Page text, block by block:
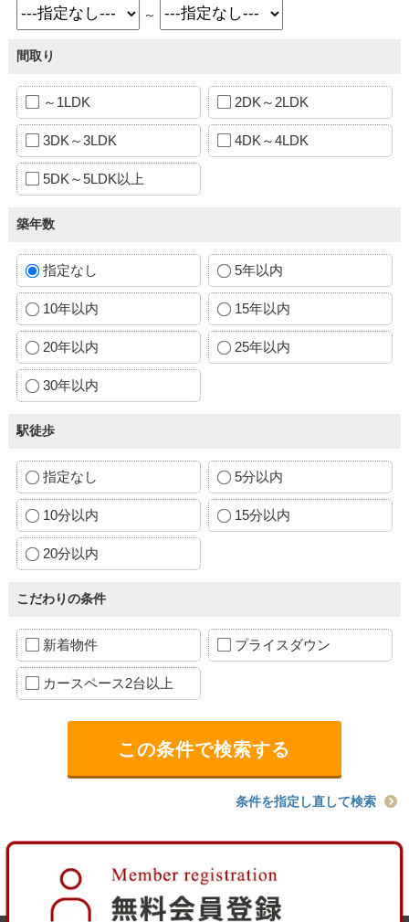
～
間取り
～1LDK 2DK～2LDK
3DK～3LDK 4DK～4LDK
5DK～5LDK以上
築年数
指定なし 5年以内
10年以内 15年以内
20年以内 25年以内
30年以内
駅徒歩
指定なし 5分以内
10分以内 15分以内
20分以内
こだわりの条件
新着物件 プライスダウン
カースペース2台以上
条件を指定し直して検索